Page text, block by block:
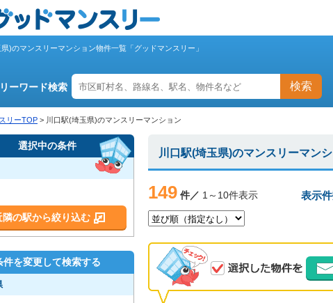
県)のマンスリーマンション物件一覧「グッドマンスリー」
ーワード検索 検索
リーTOP > 川口駅(埼玉県)のマンスリーマンション
川口駅(埼玉県)のマンスリーマン
149 件／ 1～10件表示 表示
選択中の条件
隣の駅から絞り込む
件を変更して検索する